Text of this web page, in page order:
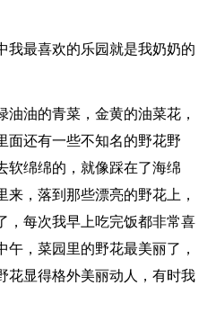
我最喜欢的乐园就是我奶奶的
油油的青菜，金黄的油菜花，
还有一些不知名的野花野
软绵绵的，就像踩在了海绵
来，落到那些漂亮的野花上，
，每次我早上吃完饭都非常喜
，菜园里的野花最美丽了，
花显得格外美丽动人，有时我